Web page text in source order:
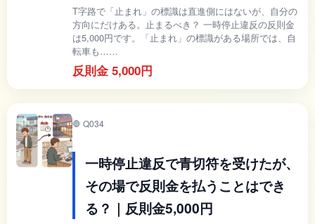
T字路で「止まれ」の標識は直進側にはないが、自分の
方向にだけある。止まるべき？ 一時停止違反の反則金
は5,000円です。「止まれ」の標識がある場所では、自
転車も……
反則金 5,000円
🛑 Q034
一時停止違反で青切符を受けたが、
その場で反則金を払うことはでき
る？｜反則金5,000円